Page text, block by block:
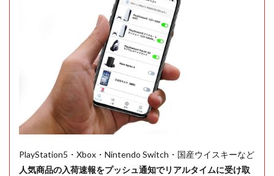
PlayStation5・Xbox・Nintendo Switch・国産ウイスキーなど
人気商品の入荷速報をプッシュ通知でリアルタイムに受け取